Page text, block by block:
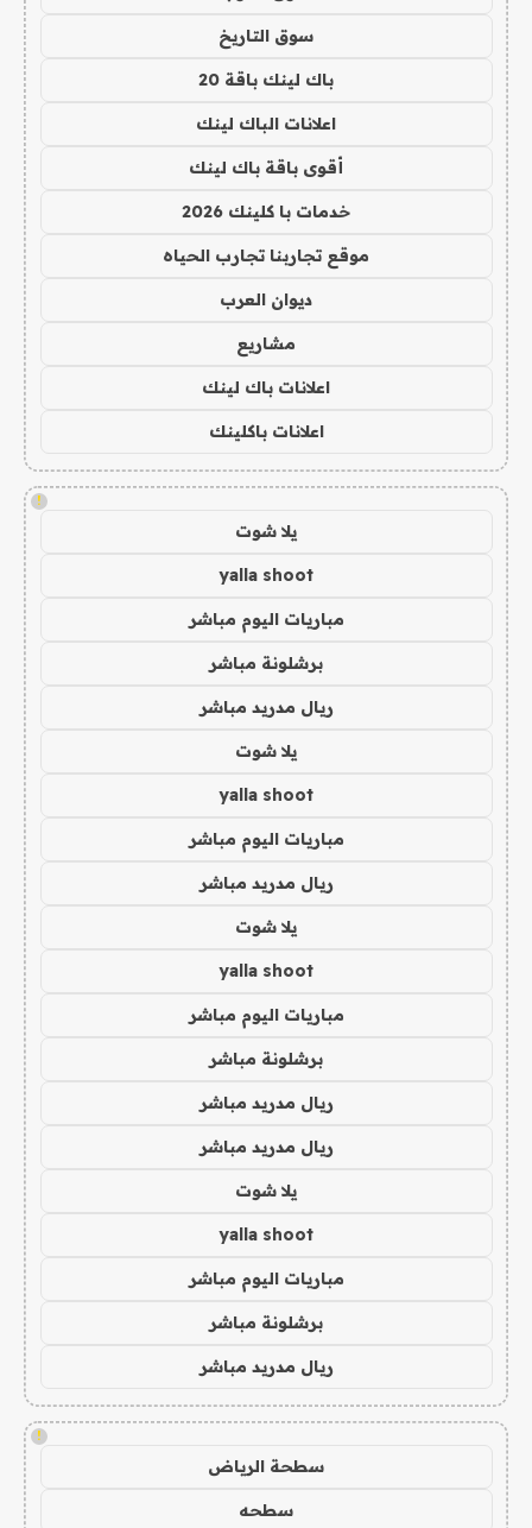
سوق التاريخ
باك لينك باقة 20
اعلانات الباك لينك
أقوى باقة باك لينك
خدمات با كلينك 2026
موقع تجاربنا تجارب الحياه
ديوان العرب
مشاريع
اعلانات باك لينك
اعلانات باكلينك
!
يلا شوت
yalla shoot
مباريات اليوم مباشر
برشلونة مباشر
ريال مدريد مباشر
يلا شوت
yalla shoot
مباريات اليوم مباشر
ريال مدريد مباشر
يلا شوت
yalla shoot
مباريات اليوم مباشر
برشلونة مباشر
ريال مدريد مباشر
ريال مدريد مباشر
يلا شوت
yalla shoot
مباريات اليوم مباشر
برشلونة مباشر
ريال مدريد مباشر
!
سطحة الرياض
سطحه